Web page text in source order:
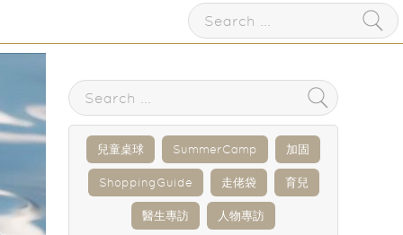
兒童桌球 SummerCamp 加固
ShoppingGuide 走佬袋 育兒
醫生專訪 人物專訪